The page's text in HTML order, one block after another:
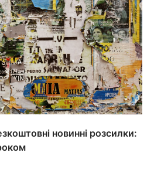
новинні розсилки: